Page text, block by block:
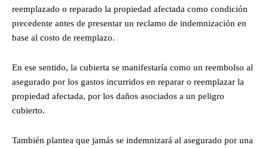
reemplazado o reparado la propiedad afectada como condición
precedente antes de presentar un reclamo de indemnización en
base al costo de reemplazo.
En ese sentido, la cubierta se manifestaría como un reembolso al
asegurado por los gastos incurridos en reparar o reemplazar la
propiedad afectada, por los daños asociados a un peligro
cubierto.
También plantea que jamás se indemnizará al asegurado por una